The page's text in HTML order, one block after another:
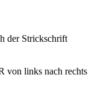
der Strickschrift
von links nach rechts